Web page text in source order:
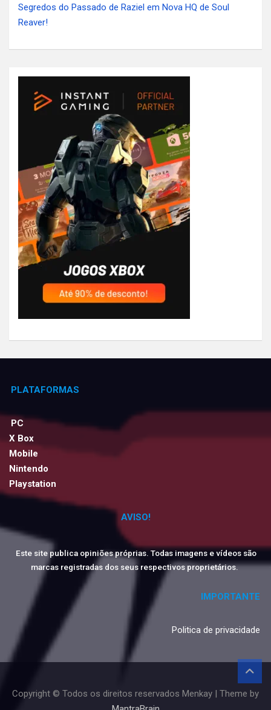
Segredos do Passado de Raziel em Nova HQ de Soul
Reaver!
PLATAFORMAS
PC
X Box
Mobile
Nintendo
Playstation
AVISO!
Este site publica opiniões próprias. Todas imagens e vídeos são
marcas registradas dos seus respectivos proprietários.
IMPORTANTE
Politica de privacidade
Copyright © Todos os direitos reservados Menkay | Theme by